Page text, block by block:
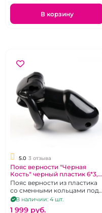
В корзину
5.0 3 отзыва
Пояс верности "Черная
Кость" черный пластик 6*3,5
см , набор колец, замок и
ключи
Пояс верности из пластика
со сменными кольцами под
мошонку с замком
В наличии: 4 шт.
1 999 pуб.